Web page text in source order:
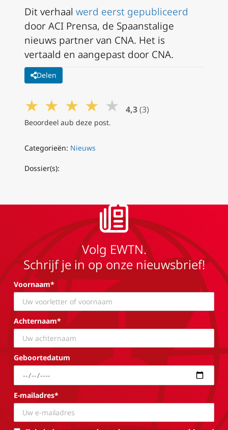
Dit verhaal werd eerst gepubliceerd
door ACI Prensa, de Spaanstalige
nieuws partner van CNA. Het is
vertaald en aangepast door CNA.
Delen
★ ★ ★ ★ ★ 4,3 (3)
Beoordeel aub deze post.
Categorieën: Nieuws
Dossier(s):
Volg EWTN.
Schrijf je in op onze nieuwsbrief!
Voornaam*
Achternaam*
Geboortedatum
E-mailadres*